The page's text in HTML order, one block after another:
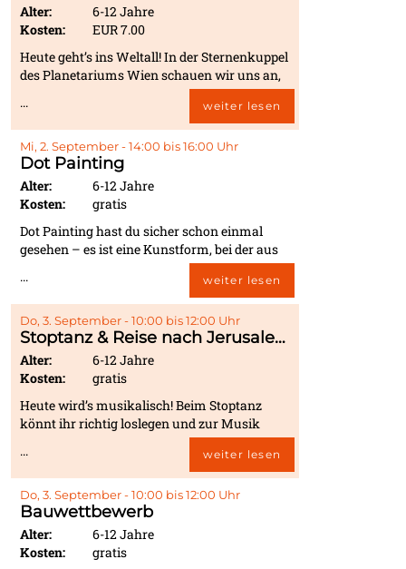
Alter:
6-12 Jahre
Kosten:
EUR 7.00
Heute geht’s ins Weltall! In der Sternenkuppel
des Planetariums Wien schauen wir uns an,
was es im Weltraum zu sehen gibt. Dazu
haben wir uns ein Spiel ausgedacht, bei dem
alle mitmachen können. Allzuviel verraten
wollen wir nicht, aber eines ist sicher: Der
nächste Blick zum Sternenhimmel wird ein
ganz anderer sein als zuvor!
... weiter lesen
Mi, 2. September - 14:00 bis 16:00 Uhr
Dot Painting
Alter:
6-12 Jahre
Kosten:
gratis
Dot Painting hast du sicher schon einmal
gesehen – es ist eine Kunstform, bei der aus
Zusammensetzung vieler kleiner Punkte
faszinierende Formen und Muster entstehen
können. Heute wirst du zum Künstler bzw.
zur Künstlerin! Ob Motive oder einfach nur
schöne Muster – du zauberst großartige
Bilder!
... weiter lesen
Do, 3. September - 10:00 bis 12:00 Uhr
Stoptanz & Reise nach Jerusalem
Alter:
6-12 Jahre
Kosten:
gratis
Heute wird’s musikalisch! Beim Stoptanz
könnt ihr richtig loslegen und zur Musik
tanzen – aber aufgepasst: Sobald die Musik
stoppt, heißt es blitzschnell stillstehen! Wer
sich noch bewegt, scheidet aus. Auch bei der
Reise nach Jerusalem wird es spannend: Die
Musik läuft, ihr geht fröhlich um die Stühle
herum – und wenn sie stoppt, müsst ihr
schnell einen Platz finden! Spiel, Spaß und
... weiter lesen
Do, 3. September - 10:00 bis 12:00 Uhr
Bauwettbewerb
Alter:
6-12 Jahre
Kosten:
gratis